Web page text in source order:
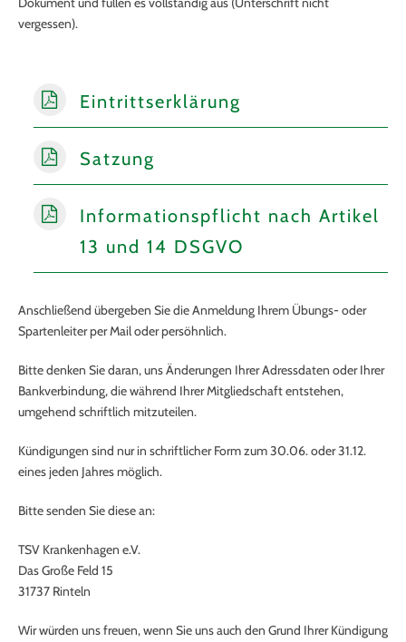
vergessen).
Eintrittserklärung
Satzung
Informationspflicht nach Artikel
13 und 14 DSGVO
Anschließend übergeben Sie die Anmeldung Ihrem Übungs- oder
Spartenleiter per Mail oder persöhnlich.
Bitte denken Sie daran, uns Änderungen Ihrer Adressdaten oder Ihrer
Bankverbindung, die während Ihrer Mitgliedschaft entstehen,
umgehend schriftlich mitzuteilen.
Kündigungen sind nur in schriftlicher Form zum 30.06. oder 31.12.
eines jeden Jahres möglich.
Bitte senden Sie diese an:
TSV Krankenhagen e.V.
Das Große Feld 15
31737 Rinteln
Wir würden uns freuen, wenn Sie uns auch den Grund Ihrer Kündigung